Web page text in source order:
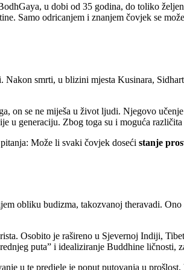
u dobi od 35 godina, do toliko
Samo odricanjem i znanjem čovjek se
smrti, u blizini mjesta Kusinara,
on se ne miješa u život ljudi. Njegovo
u generaciju. Zbog toga su i moguća
Može li svaki čovjek doseći stanje
obliku budizma, takozvanoj theravadi.
Osobito je rašireno u Sjevernoj Indiji,
puta” i idealiziranje Buddhine ličnosti,
u te predjele je poput putovanja u prošlost.